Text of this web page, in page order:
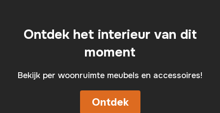
Ontdek het interieur van dit
moment
Bekijk per woonruimte meubels en accessoires!
Ontdek